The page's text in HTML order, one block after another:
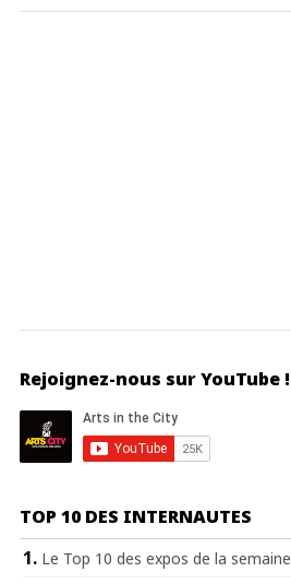
Rejoignez-nous sur YouTube !
TOP 10 DES INTERNAUTES
Le Top 10 des expos de la semaine